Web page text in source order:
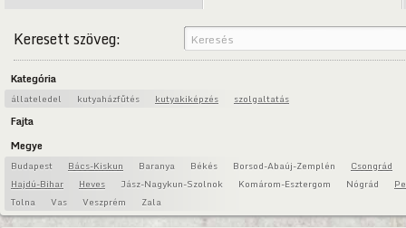
Keresett szöveg:
Kategória
állateledel kutyaházfűtés kutyakiképzés szolgaltatás
Fajta
Megye
Budapest Bács-Kiskun Baranya Békés Borsod-Abaúj-Zemplén
Csongrád
Hajdú-Bihar
Heves Jász-Nagykun-Szolnok Komárom-Esztergom Nógrád
Tolna
Vas Veszprém Zala